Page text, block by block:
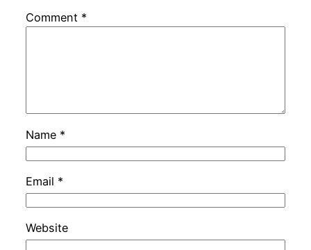
Comment *
Name *
Email *
Website